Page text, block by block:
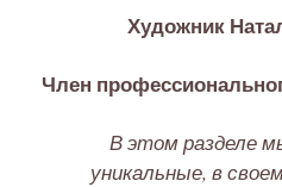
Художник
Член
В этом разделе
уникальные, в